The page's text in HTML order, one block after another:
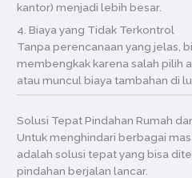
kantor) menjadi lebih besar.
4. Biaya yang Tidak Terkontrol
Tanpa perencanaan yang jelas,
membengkak karena salah pilih
atau muncul biaya tambahan di
Solusi Tepat Pindahan Rumah
Untuk menghindari berbagai
adalah solusi tepat yang bisa
pindahan berjalan lancar.